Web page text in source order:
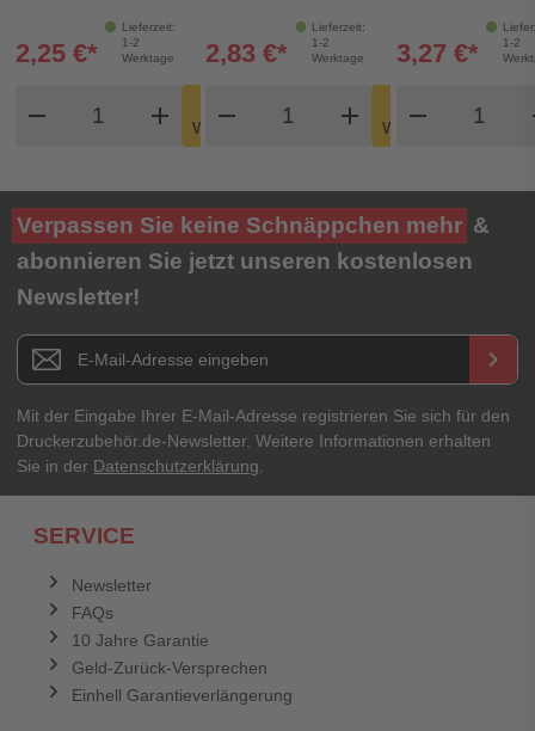
Lieferzeit:
1-2
Werktage
2,25 €*
remove add
Warenkorb
shopping_cart
Lieferzeit:
1-2
Werktage
2,83 €*
remove add
Warenkorb
shopping_cart
1-2
3,27 €*
remove
Verpassen Sie keine Schnäppchen mehr &
abonnieren Sie jetzt unseren kostenlosen
Newsletter!
Newsletter E-Mail Adresse keyboard_arrow_right
Mit der Eingabe Ihrer E-Mail-Adresse registrieren Sie sich für den
Druckerzubehör.de-Newsletter. Weitere Informationen erhalten
Sie in der Datenschutzerklärung
SERVICE
Newsletter
FAQs
10 Jahre Garantie
Geld-Zurück-Versprechen
Einhell Garantieverlängerung